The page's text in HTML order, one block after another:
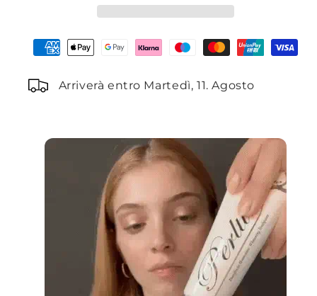
Arriverà entro Martedì, 11. Agosto